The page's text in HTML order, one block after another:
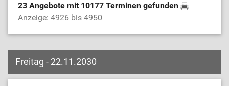
23 Angebote mit 10177 Terminen gefunden
Anzeige: 4926 bis 4950
Freitag - 22.11.2030